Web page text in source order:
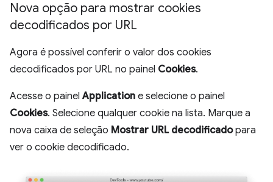
Nova opção para mostrar cookies
decodificados por URL
Agora é possível conferir o valor dos cookies
decodificados por URL no painel Cookies.
Acesse o painelApplication e selecione o painel
Cookies. Selecione qualquer cookie na lista. Marque a
nova caixa de seleção Mostrar URL decodificadopara
ver o cookie decodificado.